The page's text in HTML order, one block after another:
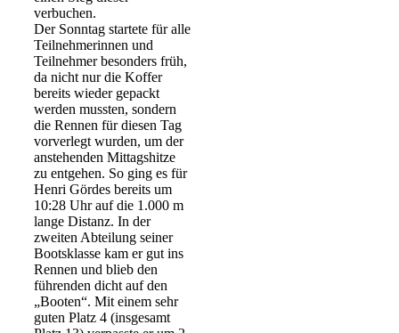
verbuchen.
Der Sonntag startete für alle
Teilnehmerinnen und
Teilnehmer besonders früh,
da nicht nur die Koffer
bereits wieder gepackt
werden mussten, sondern
die Rennen für diesen Tag
vorverlegt wurden, um der
anstehenden Mittagshitze
zu entgehen. So ging es für
Henri Gördes bereits um
10:28 Uhr auf die 1.000 m
lange Distanz. In der
zweiten Abteilung seiner
Bootsklasse kam er gut ins
Rennen und blieb den
führenden dicht auf den
„Booten“. Mit einem sehr
guten Platz 4 (insgesamt